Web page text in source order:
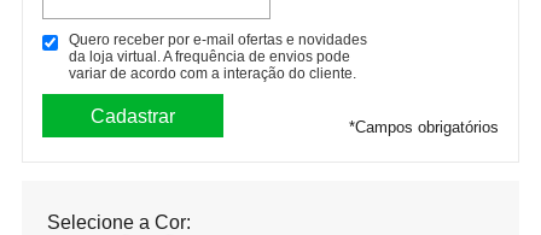
Quero receber por e-mail ofertas e novidades
da loja virtual. A frequência de envios pode
variar de acordo com a interação do cliente.
*Campos obrigatórios
Selecione a Cor: